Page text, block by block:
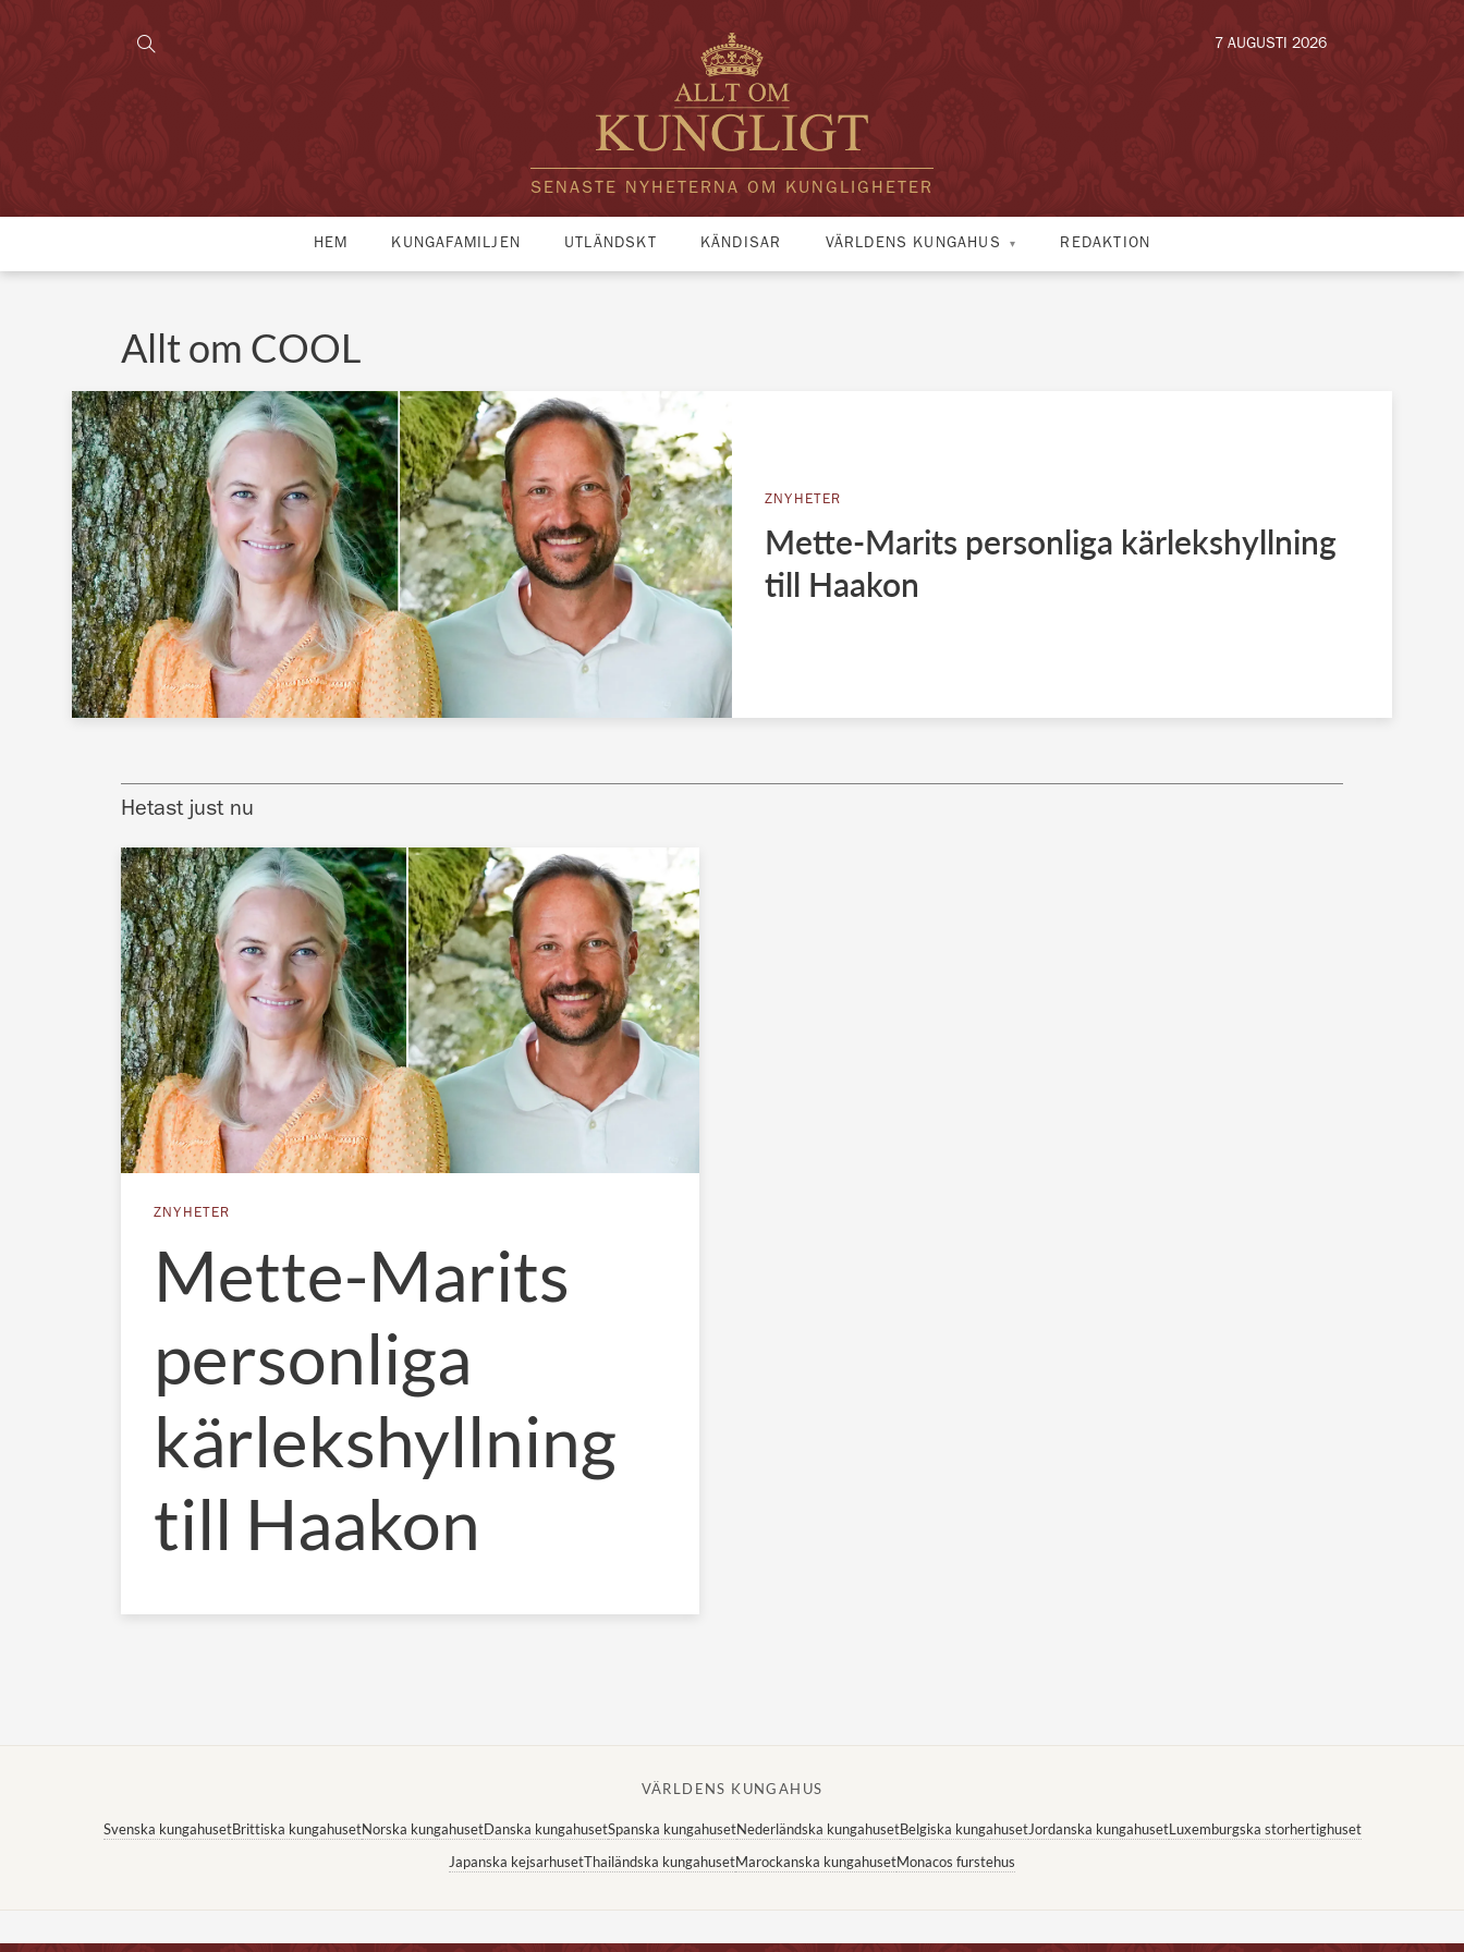
SENASTE NYHETERNA OM KUNGLIGHETER
7 AUGUSTI 2026
HEM KUNGAFAMILJEN UTLÄNDSKT KÄNDISAR VÄRLDENS KUNGAHUS REDAKTION
Allt om COOL
ZNYHETER
Mette-Marits personliga kärlekshyllning
till Haakon
Hetast just nu
ZNYHETER
Mette-Marits
personliga
kärlekshyllning
till Haakon
VÄRLDENS KUNGAHUS
Svenska kungahusetBrittiska kungahusetNorska kungahusetDanska kungahusetSpanska kungahusetNederländska kungahusetBelgiska kungahusetJordanska kungahusetLuxemburgska storhertighuset
Japanska kejsarhusetThailändska kungahusetMarockanska kungahusetMonacos furstehus